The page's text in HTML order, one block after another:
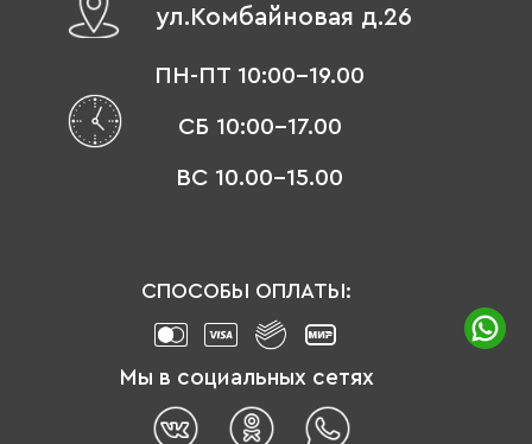
ул.Комбайновая д.26
ПН-ПТ 10:00-19.00
СБ 10:00-17.00
ВС 10.00-15.00
СПОСОБЫ ОПЛАТЫ:
Мы в социальных сетях